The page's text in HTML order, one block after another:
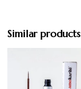
Similar products